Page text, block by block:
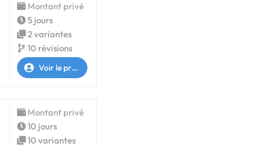
Montant privé
5 jours
2 variantes
10 révisions
Voir le profil
Montant privé
10 jours
10 variantes